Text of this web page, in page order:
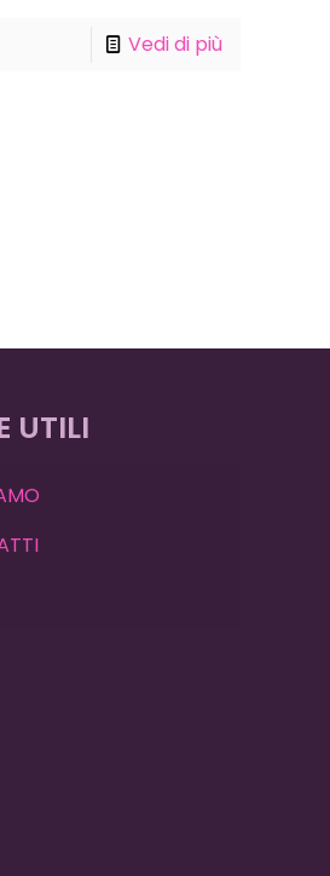
Vedi di più
UTILI